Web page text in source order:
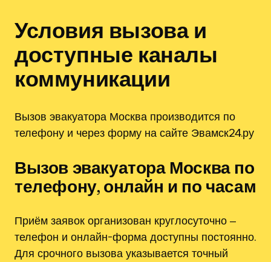
Условия вызова и
доступные каналы
коммуникации
Вызов эвакуатора Москва производится по
телефону и через форму на сайте Эвамск24.ру
Вызов эвакуатора Москва по
телефону, онлайн и по часам
Приём заявок организован круглосуточно ‒
телефон и онлайн-форма доступны постоянно.
Для срочного вызова указывается точный